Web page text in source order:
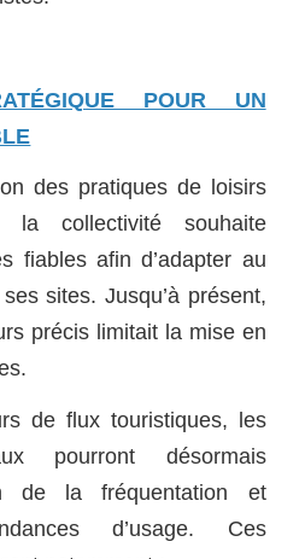
POUR UN
des pratiques de loisirs
collectivité souhaite
fiables afin d’adapter au
sites. Jusqu’à présent,
précis limitait la mise en
de flux touristiques, les
pourront désormais
de la fréquentation et
d’usage. Ces